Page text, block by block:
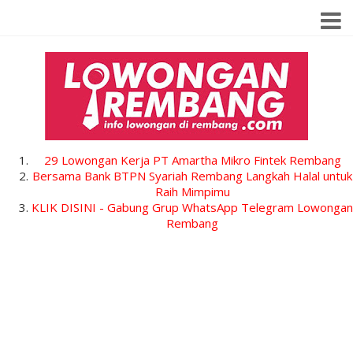
29 Lowongan Kerja PT Amartha Mikro Fintek Rembang
Bersama Bank BTPN Syariah Rembang Langkah Halal untuk
Raih Mimpimu
KLIK DISINI - Gabung Grup WhatsApp Telegram Lowongan
Rembang